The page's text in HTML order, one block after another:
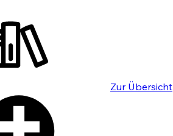
Zur Übersicht